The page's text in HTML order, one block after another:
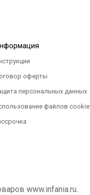
оферты
персональных данных
файлов cookie
www.infania.ru.